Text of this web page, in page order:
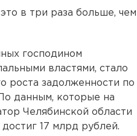
в три раза больше, чем
господином
властями, стало
роста задолженности по
данным, которые на
Челябинской области
17 млрд рублей.